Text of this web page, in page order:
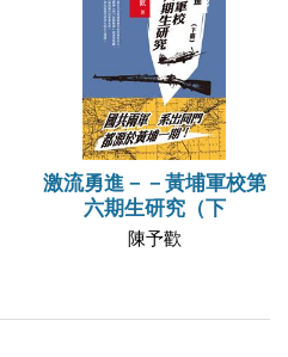
激流勇進－－黃埔軍校第
六期生研究（下
陳予歡